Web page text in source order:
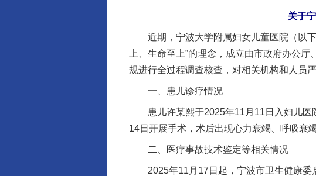
关于
近期，宁波大学附属妇女儿童医院（以下
上、生命至上”的理念，成立由市政府办公
规进行全过程调查核查，对相关机构和人员
一、患儿诊疗情况
患儿许某熙于2025年11月11日入妇儿医
14日开展手术，术后出现心力衰竭、呼吸衰
二、医疗事故技术鉴定等相关情况
2025年11月17日起，宁波市卫生健康委